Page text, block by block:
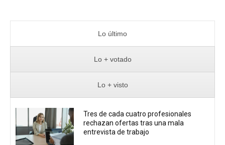
Lo último
Lo + votado
Lo + visto
Tres de cada cuatro profesionales
rechazan ofertas tras una mala
entrevista de trabajo